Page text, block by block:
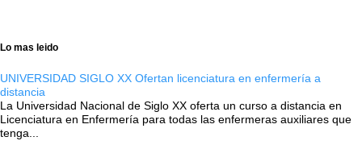
Lo mas leido
UNIVERSIDAD SIGLO XX Ofertan licenciatura en enfermería a
distancia
La Universidad Nacional de Siglo XX oferta un curso a distancia en
Licenciatura en Enfermería para todas las enfermeras auxiliares que
tenga...